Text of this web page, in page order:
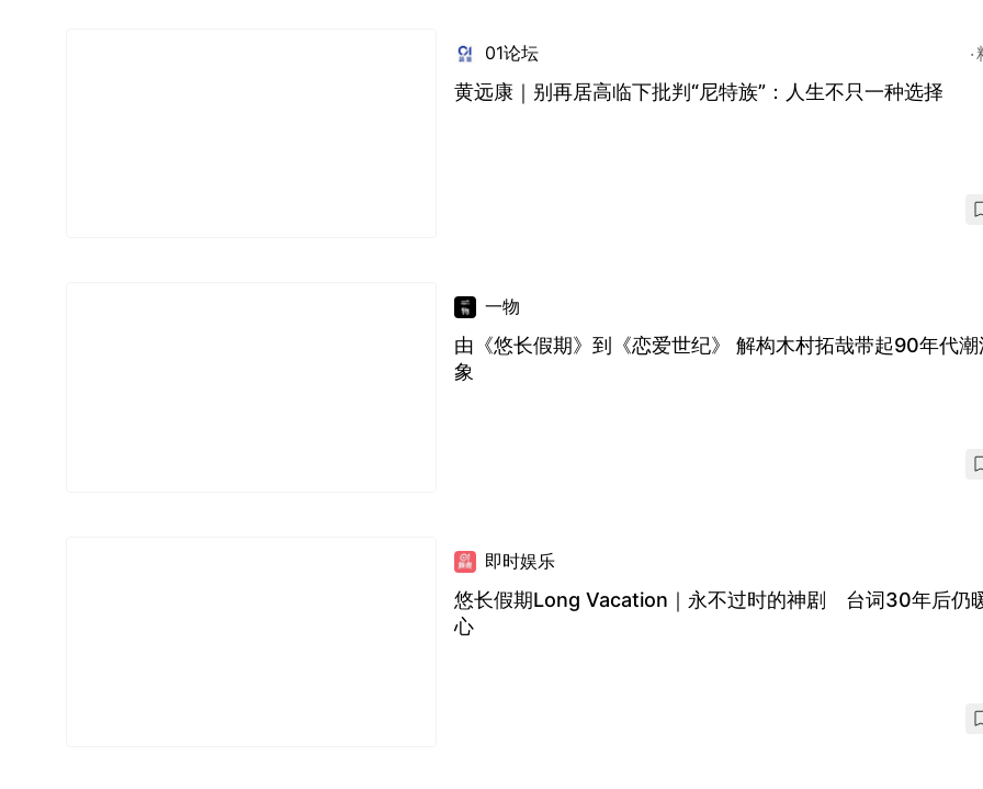
01论坛
黄远康｜别再居高临下批判“尼特族”：人生不只一种选择
一物
由《悠长假期》到《恋爱世纪》 解构木村拓哉带起90年代潮
象
即时娱乐
悠长假期Long Vacation｜永不过时的神剧 台词30年后仍
心